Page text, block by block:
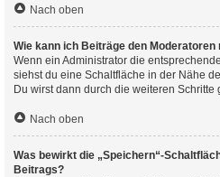
Nach oben
Wie kann ich Beiträge den Moderatoren
Wenn ein Administrator die
siehst du eine Schaltfläche in der Nähe
Du wirst dann durch die weiteren Schritte
Nach oben
Was bewirkt die „Speichern“-
Beitrags?